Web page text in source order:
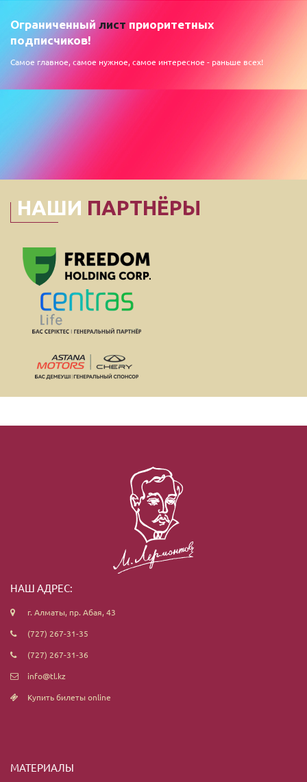
Ограниченный лист приоритетных
подписчиков!
Самое главное, самое нужное, самое интересное - раньше всех!
НАШИ ПАРТНЁРЫ
НАШ АДРЕС:
г. Алматы, пр. Абая, 43
(727) 267-31-35
(727) 267-31-36
info@tl.kz
Купить билеты online
МАТЕРИАЛЫ